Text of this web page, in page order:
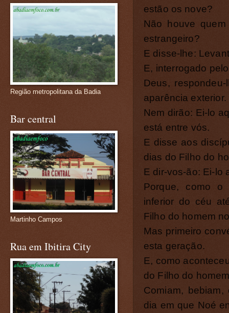
estão os nove?
Não houve
estrangeiro?
E disse-lhe:
E, interrogado
Deus,
aparência exterior.
Nem dirão: Ei-lo
está entre vós.
E disse aos
dias do Filho do
E dir-vos-ão: Ei-lo
Porque, como o
inferior do céu
Filho do homem
Mas primeiro
esta geração.
E, como
do Filho do
Comiam,
dia em que Noé
Região metropolitana da Badia
Bar central
Martinho Campos
Rua em Ibitira City